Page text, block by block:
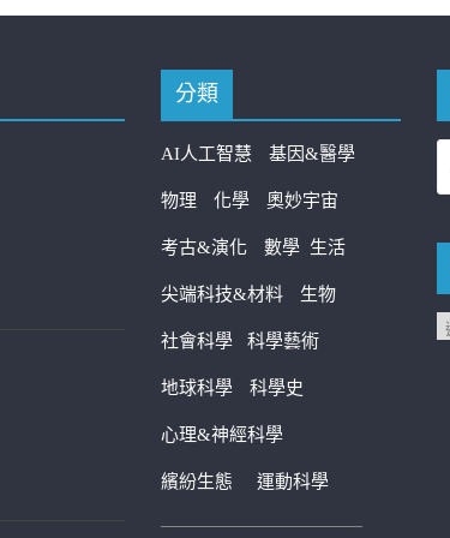
分類
AI人工智慧 基因&醫學
物理 化學 奧妙宇宙
考古&演化 數學 生活
尖端科技&材料 生物
社會科學 科學藝術
地球科學 科學史
心理&神經科學
繽紛生態 運動科學
————————————